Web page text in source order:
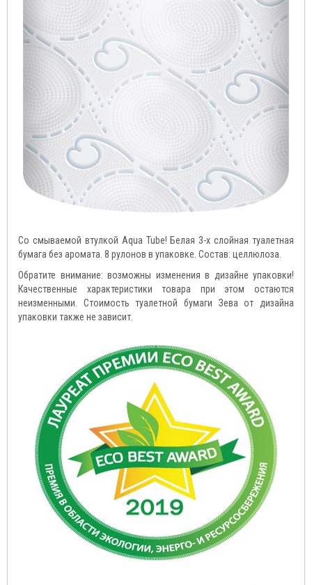
Со смываемой втулкой Aqua Tube! Белая 3-х слойная туалетная
бумага без аромата. 8 рулонов в упаковке. Состав: целлюлоза.
Обратите внимание: возможны изменения в дизайне упаковки!
Качественные характеристики товара при этом остаются
неизменными. Стоимость туалетной бумаги Зева от дизайна
упаковки также не зависит.